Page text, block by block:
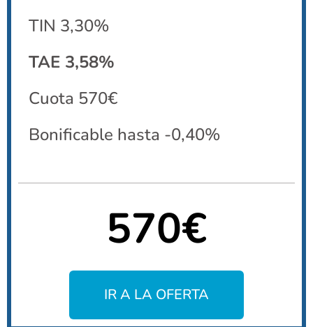
TIN 3,30%
TAE 3,58%
Cuota 570€
Bonificable hasta -0,40%
570€
IR A LA OFERTA